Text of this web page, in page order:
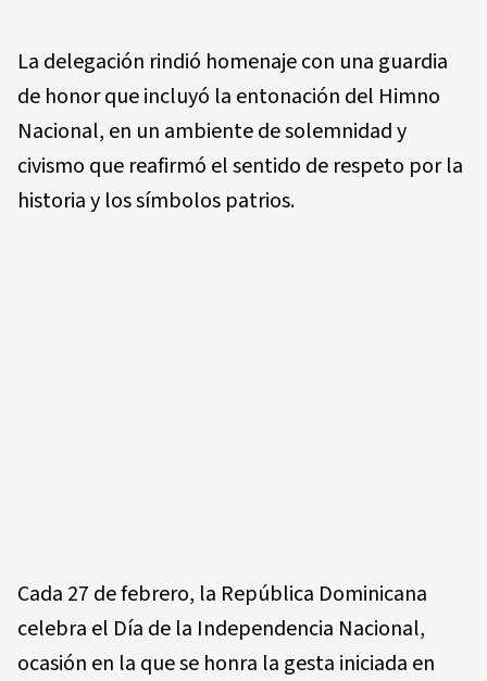
La delegación rindió homenaje con una guardia
de honor que incluyó la entonación del Himno
Nacional, en un ambiente de solemnidad y
civismo que reafirmó el sentido de respeto por la
historia y los símbolos patrios.
Cada 27 de febrero, la República Dominicana
celebra el Día de la Independencia Nacional,
ocasión en la que se honra la gesta iniciada en